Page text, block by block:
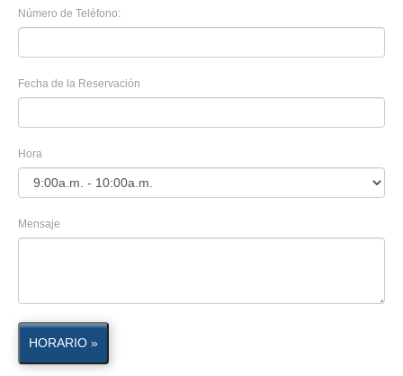
Número de Teléfono:
Fecha de la Reservación
Hora
Mensaje
HORARIO »